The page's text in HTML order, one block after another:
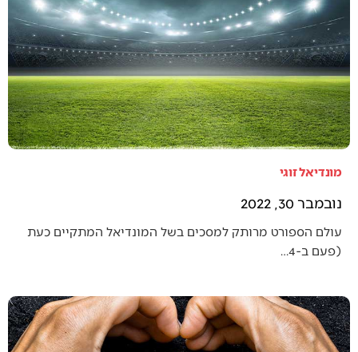
מונדיאל זוגי
נובמבר 30, 2022
עולם הספורט מרותק למסכים בשל המונדיאל המתקיים כעת
(פעם ב-4…